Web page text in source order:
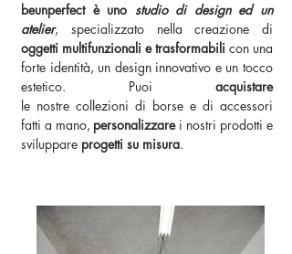
beunperfect è uno studio di design ed un
atelier, specializzato nella creazione di
oggetti multifunzionali e trasformabili con una
forte identità, un design innovativo e un tocco
estetico.
Puoi acquistare
le nostre collezioni di borse e di accessori
fatti a mano, personalizzare i nostri prodotti e
sviluppare progetti su misura.